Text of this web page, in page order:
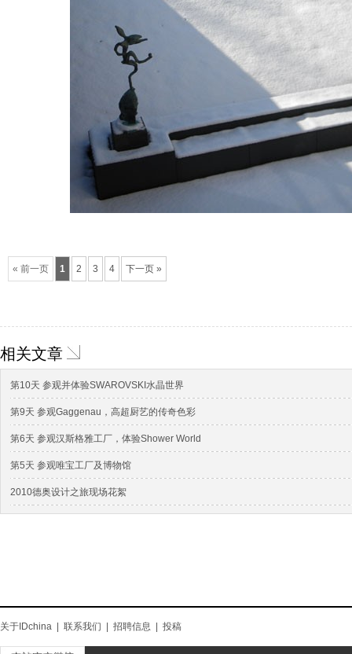
« 前一页 1 2 3 4 下一页 »
相关文章
第10天 参观并体验SWAROVSKI水晶世界
第9天 参观Gaggenau，高超厨艺的传奇色彩
第6天 参观汉斯格雅工厂，体验Shower World
第5天 参观唯宝工厂及博物馆
2010德奥设计之旅现场花絮
关于IDchina 联系我们 招聘信息 投稿